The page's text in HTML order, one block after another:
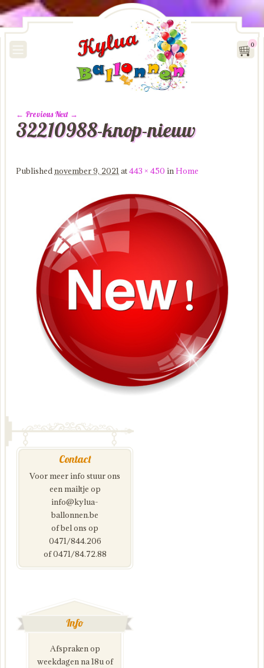
0
Image navigation
← Previous Next →
32210988-knop-nieuw
Publishednovember 9, 2021at443 × 450 inHome
Contact
Voor meer info stuur ons
een mailtje op
info@kylua-
ballonnen.be
of bel ons op
0471/844.206
of 0471/84.72.88
Info
Afspraken op
weekdagen na 18u of